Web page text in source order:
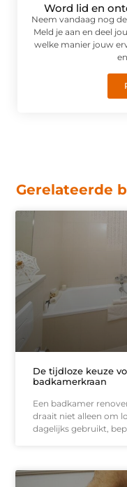
Word lid en
Neem vandaag nog
Meld je aan en deel
welke manier jouw
Gerelateerde
De tijdloze keuze
badkamerkraan
Een badkamer
draait niet alleen om
dagelijks gebruikt,